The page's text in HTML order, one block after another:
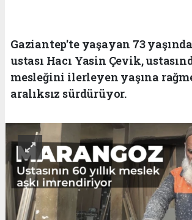
Gaziantep'te yaşayan 73
ustası Hacı Yasin Çevik,
mesleğini ilerleyen yaşına
aralıksız sürdürüyor.